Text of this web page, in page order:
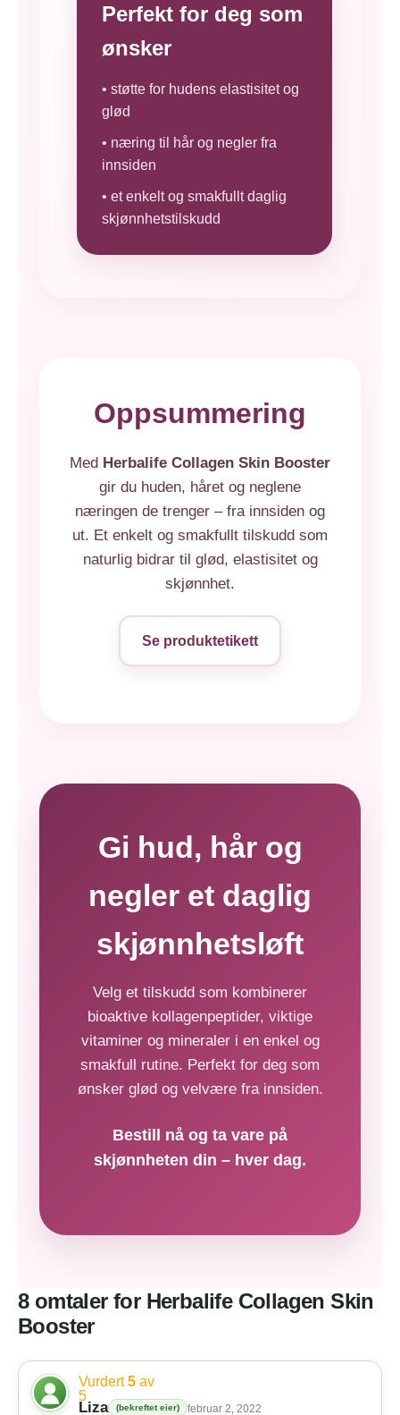
Perfekt for deg som
ønsker
• støtte for hudens elastisitet og
glød
• næring til hår og negler fra
innsiden
• et enkelt og smakfullt daglig
skjønnhetstilskudd
Oppsummering
Med Herbalife Collagen Skin Booster
gir du huden, håret og neglene
næringen de trenger – fra innsiden og
ut. Et enkelt og smakfullt tilskudd som
naturlig bidrar til glød, elastisitet og
skjønnhet.
Se produktetikett
Gi hud, hår og
negler et daglig
skjønnhetsløft
Velg et tilskudd som kombinerer
bioaktive kollagenpeptider, viktige
vitaminer og mineraler i en enkel og
smakfull rutine. Perfekt for deg som
ønsker glød og velvære fra innsiden.
Bestill nå og ta vare på
skjønnheten din – hver dag.
8 omtaler for Herbalife Collagen Skin
Booster
Vurdert5 av
5
Liza (bekreftet eier) februar 2, 2022